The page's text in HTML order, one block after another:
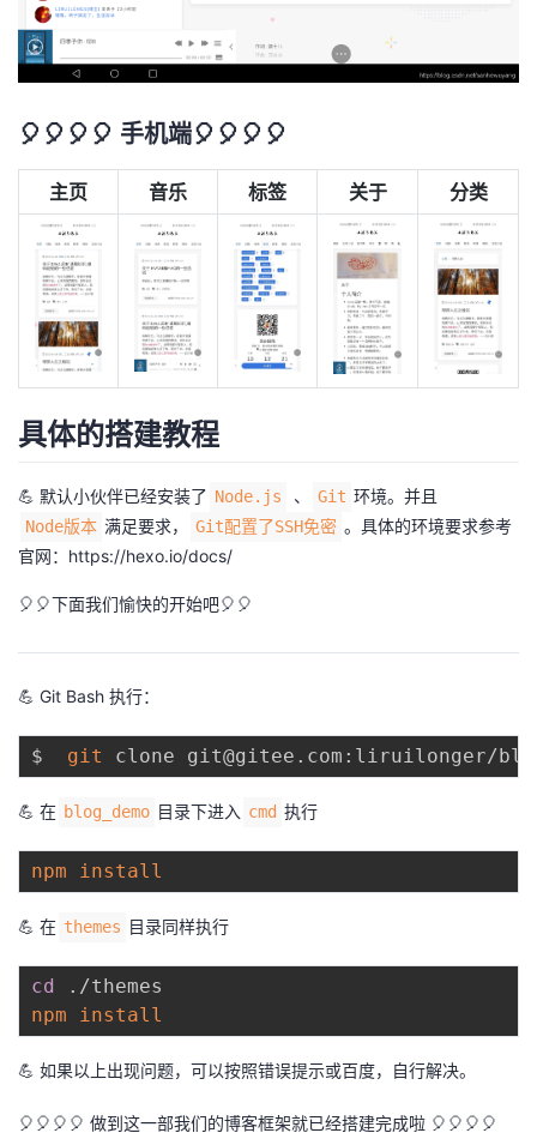
🎈🎈🎈🎈 手机端🎈🎈🎈🎈
主页 音乐 标签 关于 分类
具体的搭建教程
💪 默认小伙伴已经安装了 Node.js 、 Git 环境。并且
Node版本 满足要求， Git配置了SSH免密 。具体的环境要求参考
官网： https://hexo.io/docs/
🎈🎈下面我们愉快的开始吧🎈🎈
💪 Git Bash 执行：
$ git
💪 在 blog_demo 目录下进入 cmd 执行
npm install
💪 在 themes 目录同样执行
cd
npm
install
💪 如果以上出现问题，可以按照错误提示或百度，自行解决。
🎈🎈🎈🎈 做到这一部我们的博客框架就已经搭建完成啦 🎈🎈🎈🎈